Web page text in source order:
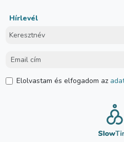
Hírlevél
Elolvastam és elfogadom az